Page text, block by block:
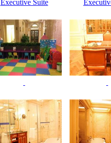
Executive Suite